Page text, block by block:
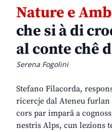
Nature e
che si à di
al conte chê
Serena Fogolini
Stefano Filacorda,
ricercje dal Ateneu furlan
cors par imparâ a
nestris Alps, cun lezions